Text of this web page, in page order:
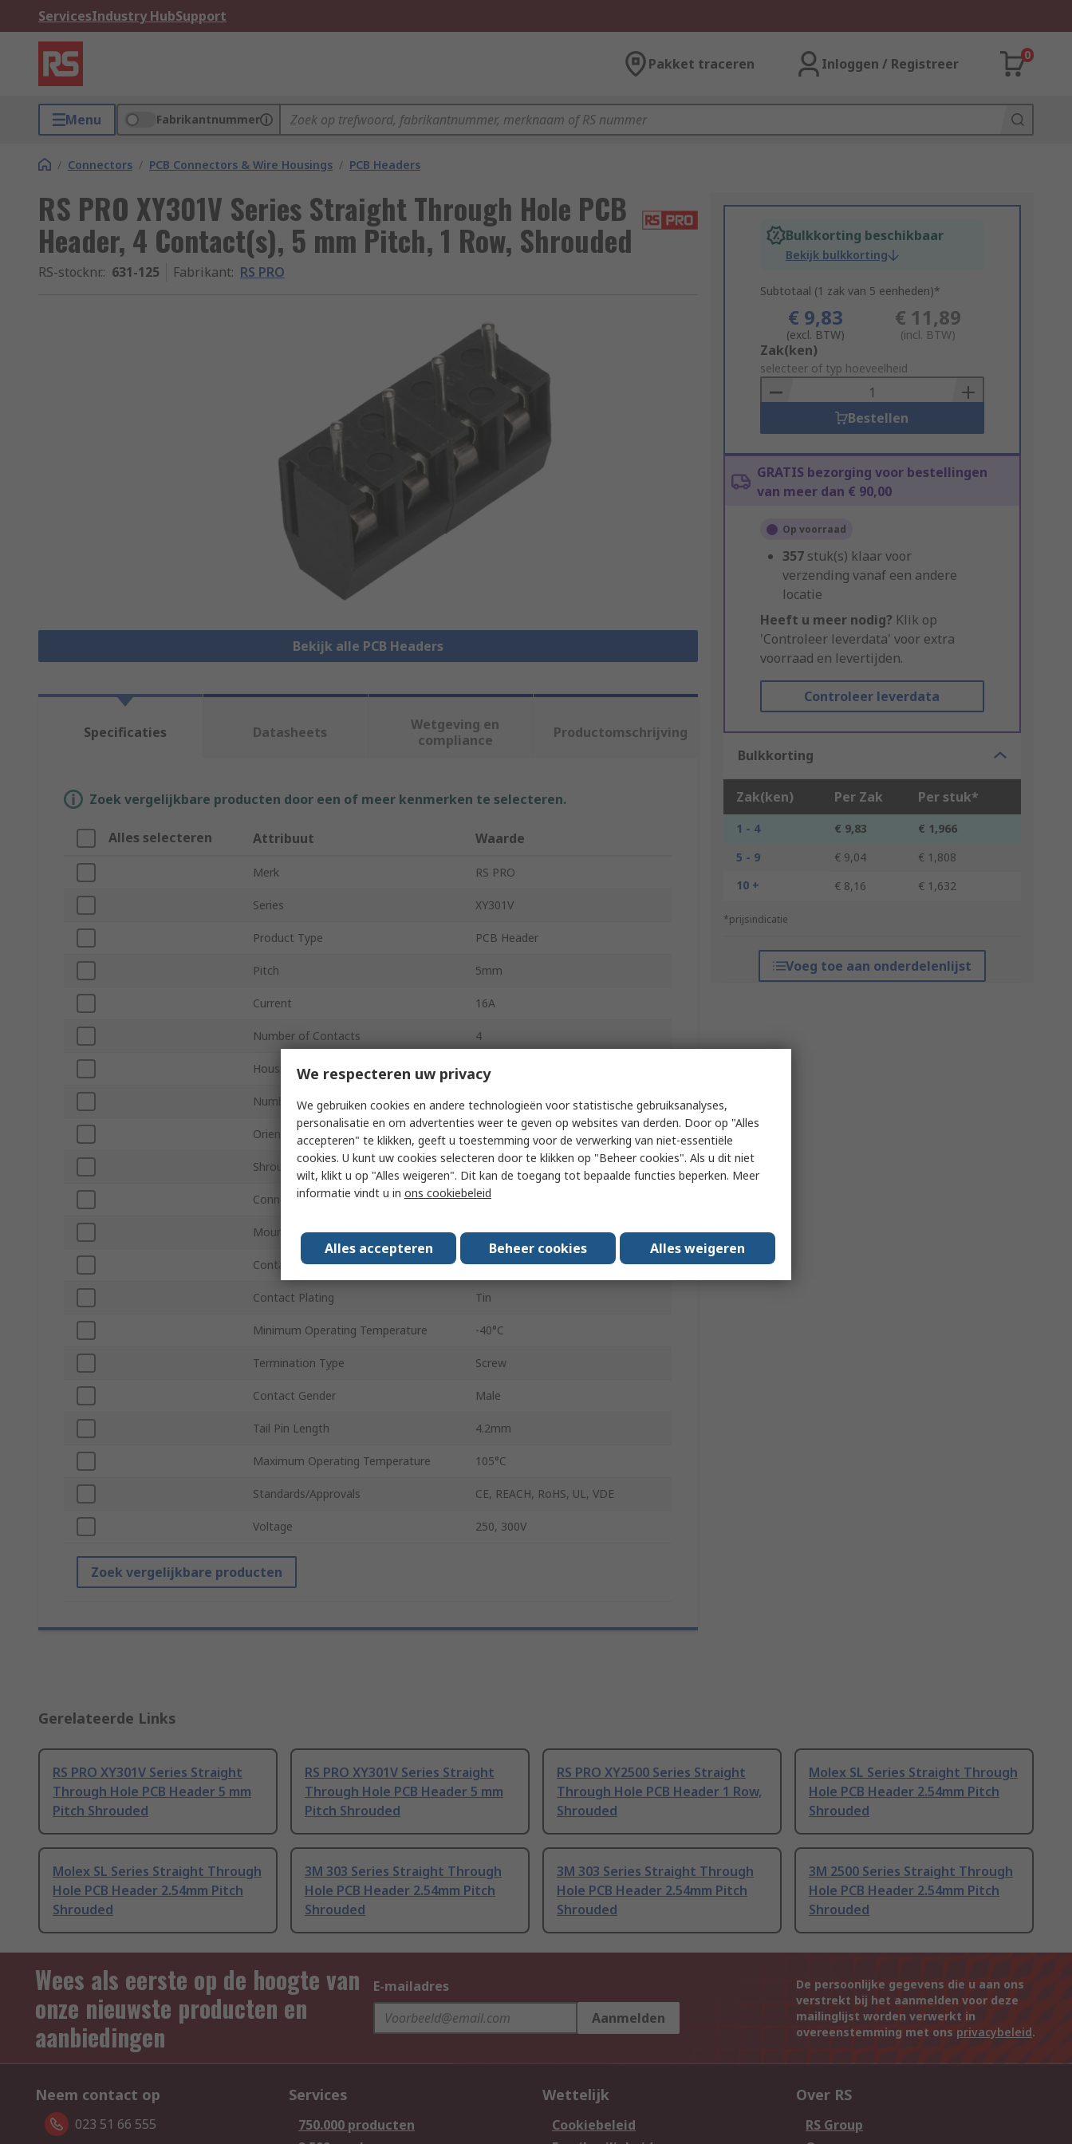
ServicesIndustry HubSupport
Pakket traceren Inloggen / Registreer
0
Menu Fabrikantnummer
/ Connectors / PCB Connectors & Wire Housings / PCB Headers
RS PRO XY301V Series Straight Through Hole PCB
Header, 4 Contact(s), 5 mm Pitch, 1 Row, Shrouded
RS-stocknr.: 631-125 Fabrikant: RS PRO
Bekijk alle PCB Headers
Bulkkorting beschikbaar
Bekijk bulkkorting
Subtotaal (1 zak van 5 eenheden)*
€ 9,83
(excl. BTW)
€ 11,89
(incl. BTW)
Add
to
Basket
Zak(ken)
selecteer of typ hoeveelheid
Bestellen
GRATIS bezorging voor bestellingen
van meer dan € 90,00
Op voorraad
357 stuk(s) klaar voor
verzending vanaf een andere
locatie
Heeft u meer nodig? Klik op
'Controleer leverdata' voor extra
voorraad en levertijden.
Controleer leverdata
Bulkkorting
Zak(ken) Per Zak Per stuk*
1 - 4 € 9,83
€ 1,966
5 - 9
€ 9,04
€ 1,808
10 +
€ 8,16 € 1,632
*prijsindicatie
Voeg toe aan onderdelenlijst
Specificaties Datasheets
Wetgeving en
compliance
Productomschrijving
Zoek vergelijkbare producten door een of meer kenmerken te selecteren.
Alles selecteren Attribuut Waarde
Merk RS PRO
Series XY301V
Product Type PCB Header
Pitch 5mm
Current 16A
Number of Contacts 4
Housing Material PBT
Number of Rows 1
Orientation Straight
Shrouded/Unshrouded Shrouded
Connector System Board-to-Board, Board-to-Wire
Mount Type Through Hole
Contact Material Brass
Contact Plating Tin
Minimum Operating Temperature -40°C
Termination Type Screw
Contact Gender Male
Tail Pin Length 4.2mm
Maximum Operating Temperature 105°C
Standards/Approvals CE, REACH, RoHS, UL, VDE
Voltage 250, 300V
Zoek vergelijkbare producten
Gerelateerde Links
RS PRO XY301V Series Straight
Through Hole PCB Header 5 mm
Pitch Shrouded
RS PRO XY301V Series Straight
Through Hole PCB Header 5 mm
Pitch Shrouded
RS PRO XY2500 Series Straight
Through Hole PCB Header 1 Row,
Shrouded
Molex SL Series Straight Through
Hole PCB Header 2.54mm Pitch
Shrouded
Molex SL Series Straight Through
Hole PCB Header 2.54mm Pitch
Shrouded
3M 303 Series Straight Through
Hole PCB Header 2.54mm Pitch
Shrouded
3M 303 Series Straight Through
Hole PCB Header 2.54mm Pitch
Shrouded
3M 2500 Series Straight Through
Hole PCB Header 2.54mm Pitch
Shrouded
Wees als eerste op de hoogte van
onze nieuwste producten en
aanbiedingen
E-mailadres
Aanmelden
De persoonlijke gegevens die u aan ons
verstrekt bij het aanmelden voor deze
mailinglijst worden verwerkt in
overeenstemming met ons privacybeleid.
Neem contact op
023 51 66 555
Services
750.000 producten
Wettelijk
Cookiebeleid
Over RS
RS Group
We respecteren uw privacy
We gebruiken cookies en andere technologieën voor statistische gebruiksanalyses,
personalisatie en om advertenties weer te geven op websites van derden. Door op "Alles
accepteren" te klikken, geeft u toestemming voor de verwerking van niet-essentiële
cookies. U kunt uw cookies selecteren door te klikken op "Beheer cookies". Als u dit niet
wilt, klikt u op "Alles weigeren". Dit kan de toegang tot bepaalde functies beperken. Meer
informatie vindt u in ons cookiebeleid
Alles accepteren Beheer cookies Alles weigeren